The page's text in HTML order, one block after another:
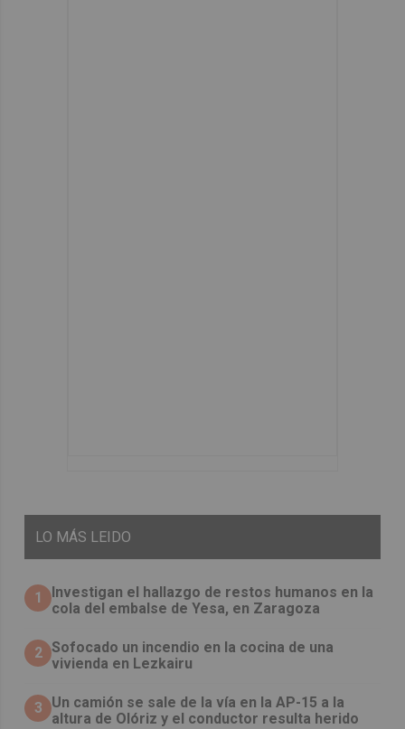
LO MÁS LEIDO
1
Investigan el hallazgo de restos humanos en la
cola del embalse de Yesa, en Zaragoza
2 Sofocado un incendio en la cocina de una
vivienda en Lezkairu
3
Un camión se sale de la vía en la AP-15 a la
altura de Olóriz y el conductor resulta herido